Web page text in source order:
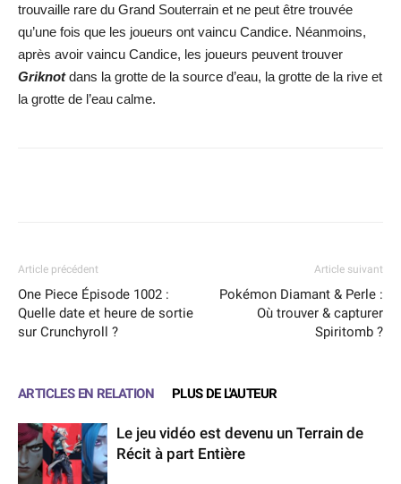
trouvaille rare du Grand Souterrain et ne peut être trouvée
qu’une fois que les joueurs ont vaincu Candice. Néanmoins,
après avoir vaincu Candice, les joueurs peuvent trouver
Griknotdans la grotte de la source d’eau, la grotte de la rive et
la grotte de l’eau calme.
Article précédent
One Piece Épisode 1002 :
Quelle date et heure de sortie
sur Crunchyroll ?
Article suivant
Pokémon Diamant & Perle :
Où trouver & capturer
Spiritomb ?
ARTICLES EN RELATION PLUS DE L'AUTEUR
Le jeu vidéo est devenu un Terrain de
Récit à part Entière